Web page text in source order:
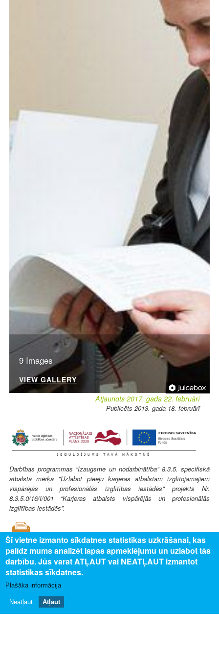
9 Images
VIEW GALLERY
Atjaunots 2017. gada 22. februārī
Publicēts 2013. gada 18. februārī
Darbības programmas “Izaugsme un nodarbinātība” 8.3.5. specifiskā
atbalsta mērķa "Uzlabot pieeju karjeras atbalstam izglītojamajiem
vispārējās un profesionālās izglītības iestādēs" projekts Nr.
8.3.5.0/16/I/001 “Karjeras atbalsts vispārējās un profesionālās
izglītības iestādēs”.
SAISTĪTAIS SATURS
Uz profesijas aprakstu
PAR MUMS
Šī vietne izmanto sīkdatnes statistikas uzkrāšanai, kas
palīdz mums analizēt lapas apmeklējumu un uzlabot tās
darbību. Jūs varat ATĻAUT vai NEATĻAUT izmantot
statistikas sīkdatnes.
Plašāka informācija
Neatļaut Atļaut